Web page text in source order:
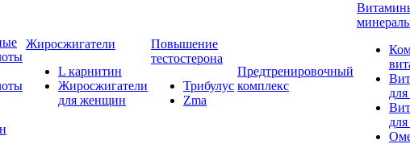
Жиросжигатели
L карнитин
Жиросжигатели
для женщин
Повышение
тестостерона
Трибулус
Zma
Предтренировочный
комплекс